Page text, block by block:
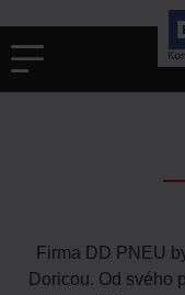
Firma DD PNEU
Doricou. Od svého